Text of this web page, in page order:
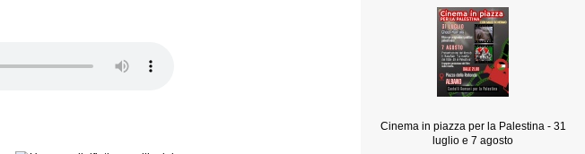
Cinema in piazza per la Palestina - 31
luglio e 7 agosto